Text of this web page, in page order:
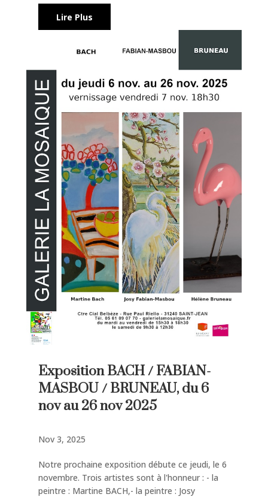
Lire Plus
Exposition BACH / FABIAN-
MASBOU / BRUNEAU, du 6
nov au 26 nov 2025
Nov 3, 2025
Notre prochaine exposition débute ce jeudi, le 6
novembre. Trois artistes sont à l'honneur : - la
peintre : Martine BACH,- la peintre : Josy